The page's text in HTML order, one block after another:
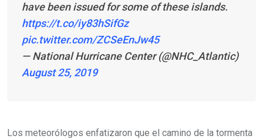
have been issued for some of these islands.
https://t.co/iy83hSifGz
pic.twitter.com/ZCSeEnJw45
— National Hurricane Center (@NHC_Atlantic)
August 25, 2019
Los meteorólogos enfatizaron que el camino de la tormenta